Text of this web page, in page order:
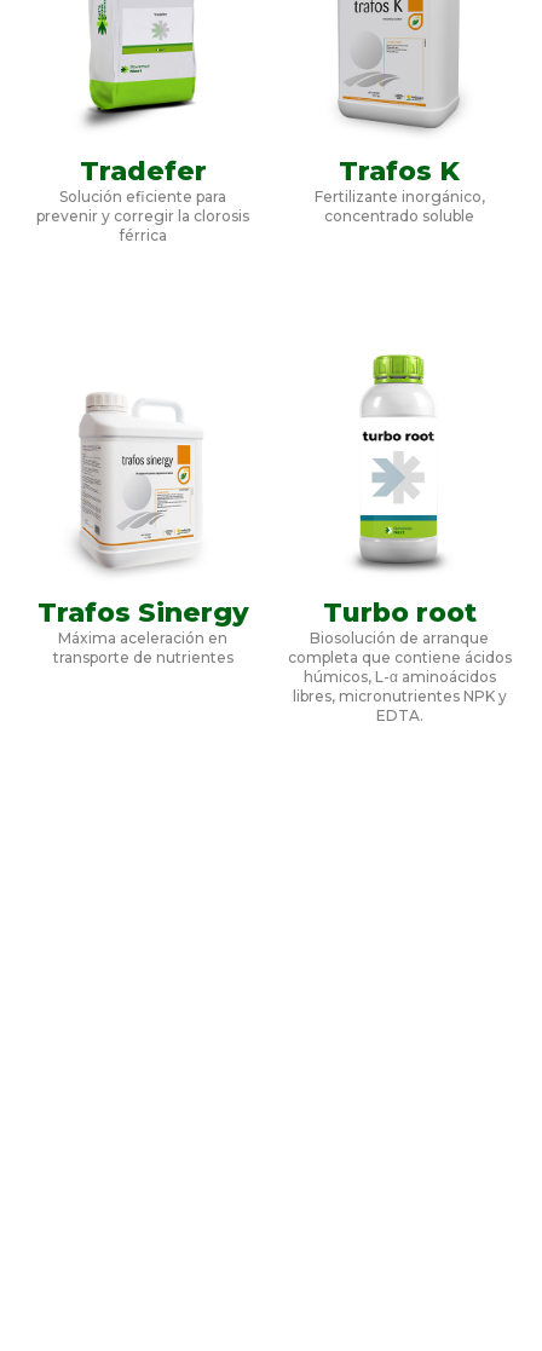
Tradefer
Solución eficiente para
prevenir y corregir la clorosis
férrica
Trafos K
Fertilizante inorgánico,
concentrado soluble
Trafos Sinergy
Máxima aceleración en
transporte de nutrientes
Turbo root
Biosolución de arranque
completa que contiene ácidos
húmicos, L-α aminoácidos
libres, micronutrientes NPK y
EDTA.